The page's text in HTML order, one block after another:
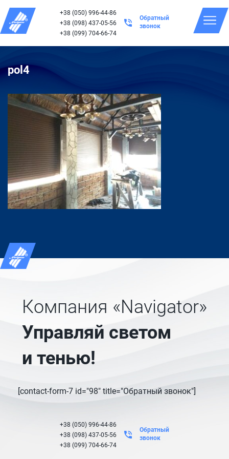
+38 (050) 996-44-86
+38 (098) 437-05-56
+38 (099) 704-66-74
Обратный
звонок
pol4
Компания «Navigator»
Управляй светом
и тенью!
[contact-form-7 id="98" title="Обратный звонок"]
+38 (050) 996-44-86
+38 (098) 437-05-56
+38 (099) 704-66-74
Обратный
звонок